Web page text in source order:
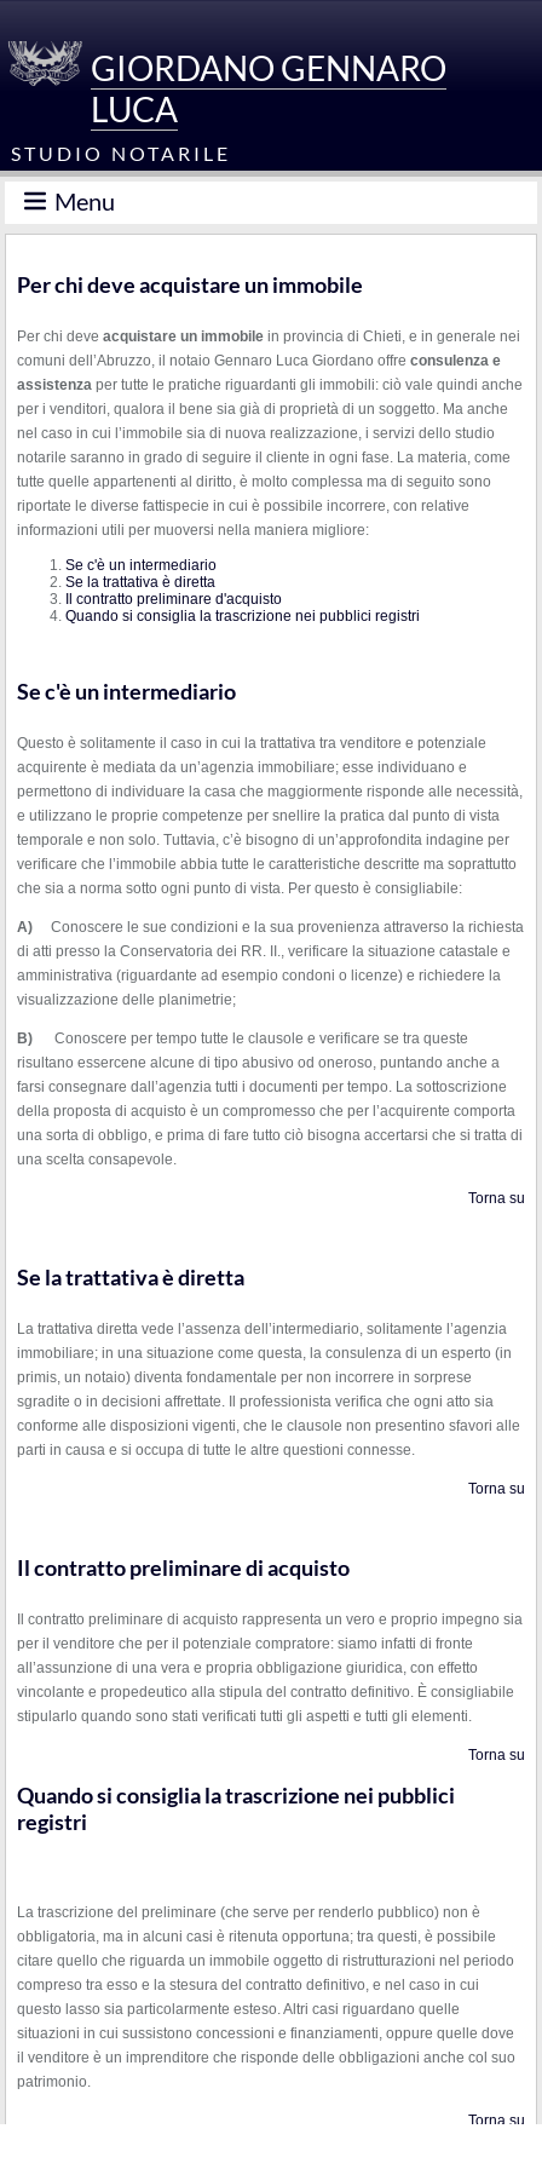
GIORDANO GENNARO
LUCA
STUDIO NOTARILE
Menu
Per chi deve acquistare un immobile
Per chi deveacquistare un immobile in provincia di Chieti, e in generale nei
comuni dell’Abruzzo, il notaio Gennaro Luca Giordano offreconsulenza e
assistenza per tutte le pratiche riguardanti gli immobili: ciò vale quindi anche
per i venditori, qualora il bene sia già di proprietà di un soggetto. Ma anche
nel caso in cui l’immobile sia di nuova realizzazione, i servizi dello studio
notarile saranno in grado di seguire il cliente in ogni fase. La materia, come
tutte quelle appartenenti al diritto, è molto complessa ma di seguito sono
riportate le diverse fattispecie in cui è possibile incorrere, con relative
informazioni utili per muoversi nella maniera migliore:
Se c'è un intermediario
Se la trattativa è diretta
Il contratto preliminare d'acquisto
Quando si consiglia la trascrizione nei pubblici registri
Se c'è un intermediario
Questo è solitamente il caso in cui la trattativa tra venditore e potenziale
acquirente è mediata da un’agenzia immobiliare; esse individuano e
permettono di individuare la casa che maggiormente risponde alle necessità,
e utilizzano le proprie competenze per snellire la pratica dal punto di vista
temporale e non solo. Tuttavia, c’è bisogno di un’approfondita indagine per
verificare che l’immobile abbia tutte le caratteristiche descritte ma soprattutto
che sia a norma sotto ogni punto di vista. Per questo è consigliabile:
A)
Conoscere le sue condizioni e la sua provenienza attraverso la richiesta
di atti presso la Conservatoria dei RR. II., verificare la situazione catastale e
amministrativa (riguardante ad esempio condoni o licenze) e richiedere la
visualizzazione delle planimetrie;
B) Conoscere per tempo tutte le clausole e verificare se tra queste
risultano essercene alcune di tipo abusivo od oneroso, puntando anche a
farsi consegnare dall’agenzia tutti i documenti per tempo. La sottoscrizione
della proposta di acquisto è un compromesso che per l’acquirente comporta
una sorta di obbligo, e prima di fare tutto ciò bisogna accertarsi che si tratta di
una scelta consapevole.
Torna su
Se la trattativa è diretta
La trattativa diretta vede l’assenza dell’intermediario, solitamente l’agenzia
immobiliare; in una situazione come questa, la consulenza di un esperto (in
primis, un notaio) diventa fondamentale per non incorrere in sorprese
sgradite o in decisioni affrettate. Il professionista verifica che ogni atto sia
conforme alle disposizioni vigenti, che le clausole non presentino sfavori alle
parti in causa e si occupa di tutte le altre questioni connesse.
Torna su
Il contratto preliminare di acquisto
Il contratto preliminare di acquisto rappresenta un vero e proprio impegno sia
per il venditore che per il potenziale compratore: siamo infatti di fronte
all’assunzione di una vera e propria obbligazione giuridica, con effetto
vincolante e propedeutico alla stipula del contratto definitivo. È consigliabile
stipularlo quando sono stati verificati tutti gli aspetti e tutti gli elementi.
Torna su
Quando si consiglia la trascrizione nei pubblici
registri
La trascrizione del preliminare (che serve per renderlo pubblico) non è
obbligatoria, ma in alcuni casi è ritenuta opportuna; tra questi, è possibile
citare quello che riguarda un immobile oggetto di ristrutturazioni nel periodo
compreso tra esso e la stesura del contratto definitivo, e nel caso in cui
questo lasso sia particolarmente esteso. Altri casi riguardano quelle
situazioni in cui sussistono concessioni e finanziamenti, oppure quelle dove
il venditore è un imprenditore che risponde delle obbligazioni anche col suo
patrimonio.
Torna su